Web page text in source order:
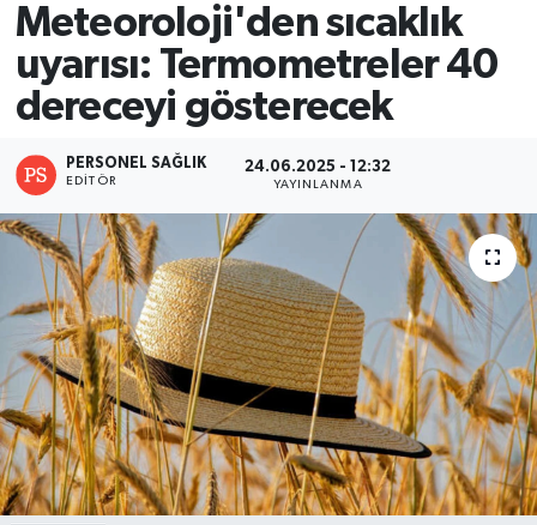
Meteoroloji'den sıcaklık
uyarısı: Termometreler 40
dereceyi gösterecek
PERSONEL SAĞLIK
EDITÖR
24.06.2025 - 12:32
YAYINLANMA
Atamalar
Mevzuat
Tüm Manşetler
Son Dakika Haberleri